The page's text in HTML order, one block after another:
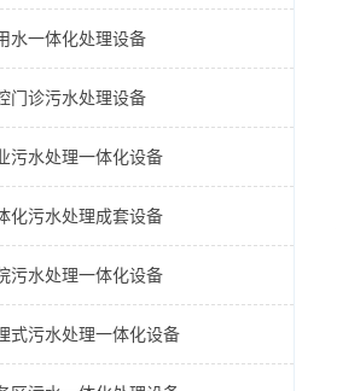
水一体化处理设备
门诊污水处理设备
污水处理一体化设备
化污水处理成套设备
污水处理一体化设备
式污水处理一体化设备